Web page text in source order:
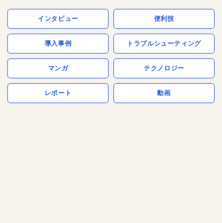
インタビュー 便利技
導入事例 トラブルシューティング
マンガ テクノロジー
レポート 動画